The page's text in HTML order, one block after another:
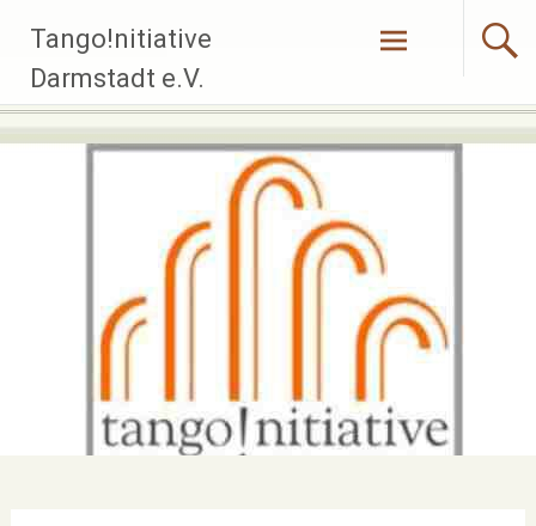
Inhalt
springen
Tango!nitiative
Darmstadt e.V.